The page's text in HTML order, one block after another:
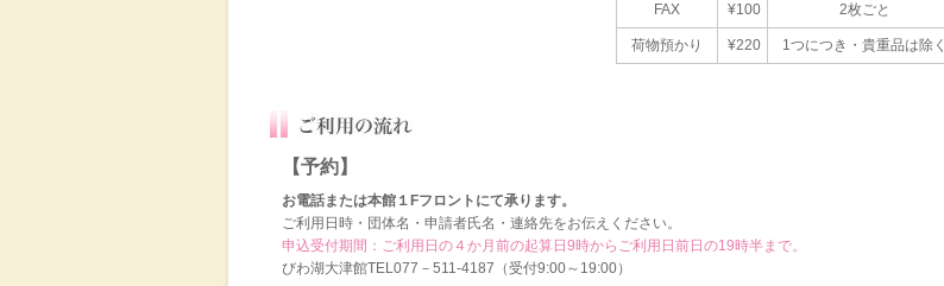
FAX ¥100 2枚ごと
荷物預かり ¥220 1つにつき・貴重品は除く
【予約】
お電話または本館１Fフロントにて承ります。
ご利用日時・団体名・申請者氏名・連絡先をお伝えください。
申込受付期間：ご利用日の４か月前の起算日9時からご利用日前日の19時半まで。
びわ湖大津館TEL077－511-4187（受付9:00～19:00）